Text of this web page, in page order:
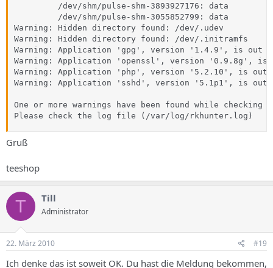
         /dev/shm/pulse-shm-3893927176: data
         /dev/shm/pulse-shm-3055852799: data
Warning: Hidden directory found: /dev/.udev
Warning: Hidden directory found: /dev/.initramfs
Warning: Application 'gpg', version '1.4.9', is out
Warning: Application 'openssl', version '0.9.8g',
Warning: Application 'php', version '5.2.10', is
Warning: Application 'sshd', version '5.1p1', is
One or more warnings have been found while checking
Please check the log file (/var/log/rkhunter.log)
Gruß
teeshop
T Till
Administrator
22. März 2010 #19
Ich denke das ist soweit OK. Du hast die Meldung bekommen,